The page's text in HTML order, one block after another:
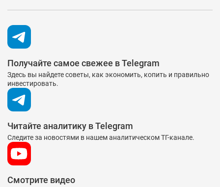
Получайте самое свежее в Telegram
Здесь вы найдете советы, как экономить, копить и правильно
инвестировать.
Читайте аналитику в Telegram
Следите за новостями в нашем аналитическом ТГ-канале.
Смотрите видео